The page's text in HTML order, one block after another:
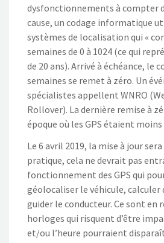
dysfonctionnements à compter
cause, un codage informatique
systèmes de localisation qui «
semaines de 0 à 1024 (ce qui
de 20 ans). Arrivé à échéance, le
semaines se remet à zéro. Un
spécialistes appellent WNRO
Rollover). La dernière remise à
époque où les GPS étaient moins
Le 6 avril 2019, la mise à jour
pratique, cela ne devrait pas
fonctionnement des GPS qui
géolocaliser le véhicule, calculer
guider le conducteur. Ce sont en
horloges qui risquent d’être
et/ou l’heure pourraient